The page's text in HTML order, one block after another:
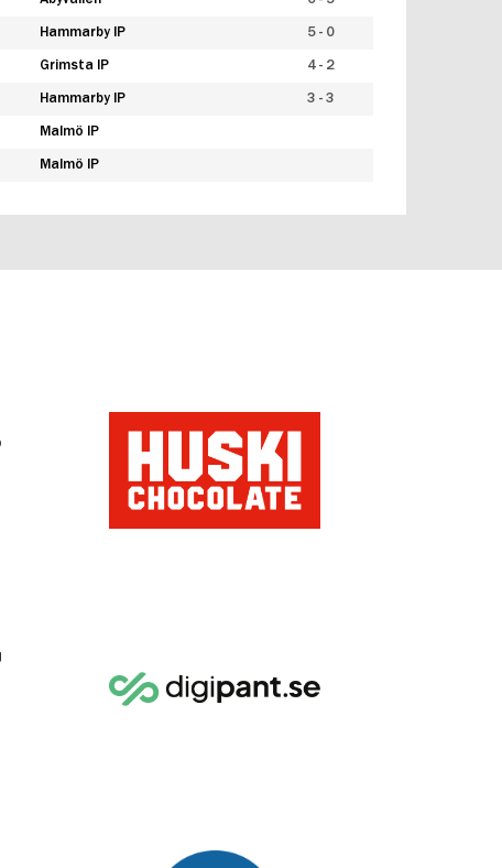
Hammarby IP 5 - 0
Grimsta IP 4 - 2
Hammarby IP 3 - 3
Malmö IP
Malmö IP